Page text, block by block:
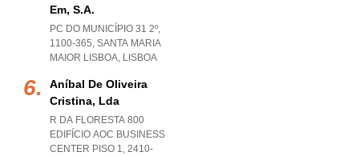
Em, S.a.
PC DO MUNICÍPIO 31 2º,
1100-365, SANTA MARIA
MAIOR LISBOA, LISBOA
Aníbal De Oliveira
Cristina, Lda
R DA FLORESTA 800
EDIFÍCIO AOC BUSINESS
CENTER PISO 1, 2410-